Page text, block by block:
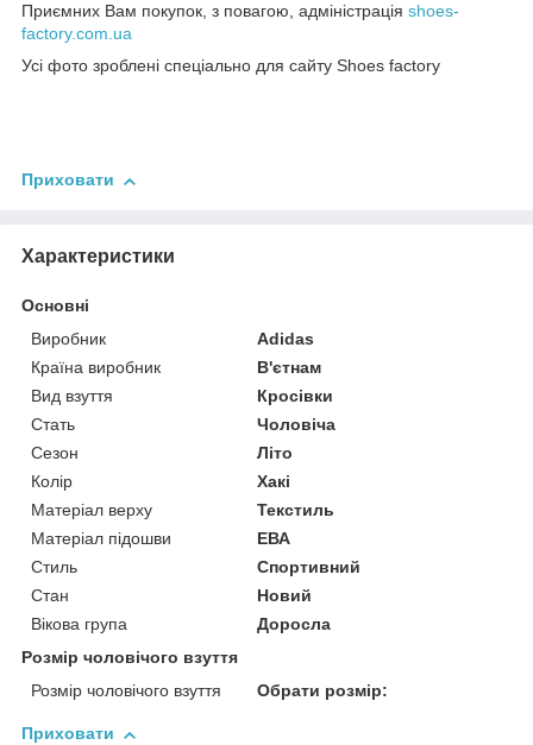
Приємних Вам покупок, з повагою, адміністрація shoes-
factory.com.ua
Усі фото зроблені спеціально для сайту Shoes factory
Приховати
Характеристики
Основні
Виробник
Adidas
Країна виробник
В'єтнам
Вид взуття
Кросівки
Стать
Чоловіча
Сезон
Літо
Колір
Хакі
Матеріал верху
Текстиль
Матеріал підошви
ЕВА
Стиль
Спортивний
Стан
Новий
Вікова група
Доросла
Розмір чоловічого взуття
Розмір чоловічого взуття
Обрати розмір:
Приховати